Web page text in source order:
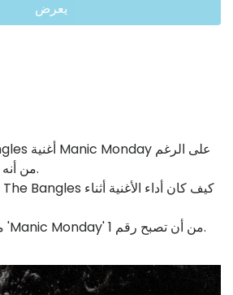
يعرض
من أنه كان ينويها لفرقة أخرى.
منعت إحدى أغانيه أغنية 'Manic Monday' من أن تصبح رقم 1.